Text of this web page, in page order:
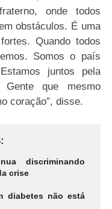
onde todos
obstáculos. É uma
Quando todos
Somos o país
juntos pela
que mesmo
coração”, disse.
discriminando
crise
diabetes não está